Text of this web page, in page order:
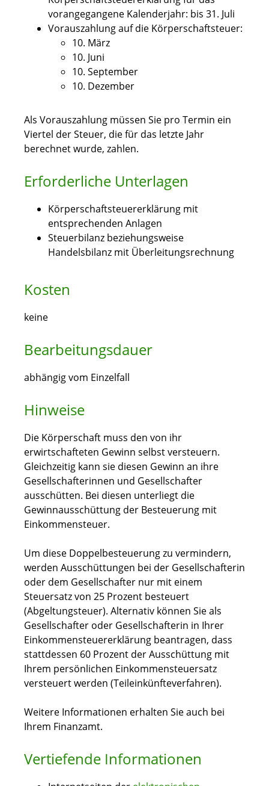
vorangegangene Kalenderjahr: bis 31. Juli
Vorauszahlung auf die Körperschaftsteuer:
10. März
10. Juni
10. September
10. Dezember
Als Vorauszahlung müssen Sie pro Termin ein
Viertel der Steuer, die für das letzte Jahr
berechnet wurde, zahlen.
Erforderliche Unterlagen
Körperschaftsteuererklärung mit
entsprechenden Anlagen
Steuerbilanz beziehungsweise
Handelsbilanz mit Überleitungsrechnung
Kosten
keine
Bearbeitungsdauer
abhängig vom Einzelfall
Hinweise
Die Körperschaft muss den von ihr
erwirtschafteten Gewinn selbst versteuern.
Gleichzeitig kann sie diesen Gewinn an ihre
Gesellschafterinnen und Gesellschafter
ausschütten. Bei diesen unterliegt die
Gewinnausschüttung der Besteuerung mit
Einkommensteuer.
Um diese Doppelbesteuerung zu vermindern,
werden Ausschüttungen bei der Gesellschafterin
oder dem Gesellschafter nur mit einem
Steuersatz von 25 Prozent besteuert
(Abgeltungsteuer). Alternativ können Sie als
Gesellschafter oder Gesellschafterin in Ihrer
Einkommensteuererklärung beantragen, dass
stattdessen 60 Prozent der Ausschüttung mit
Ihrem persönlichen Einkommensteuersatz
versteuert werden (Teileinkünfteverfahren).
Weitere Informationen erhalten Sie auch bei
Ihrem Finanzamt.
Vertiefende Informationen